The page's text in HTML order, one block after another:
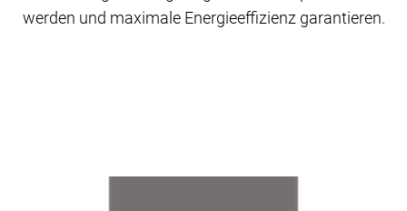
werden und maximale Energieeffizienz garantieren.